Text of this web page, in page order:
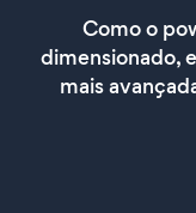
Como o
dimensionado,
mais